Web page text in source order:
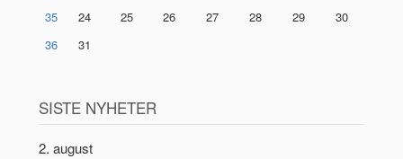
35
24 25 26 27 28 29
30
36
31
SISTE NYHETER
2. august